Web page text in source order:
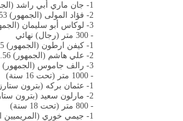
1- جان ماري أبي راشد (الجمهور) 39.13 ث
2- فؤاد المولى (الجمهور) 41.53 ث
3- لوكاس أبو سليمان (الجمهور) 43.44 ث
- 300 متر (رجال) نهائي
1- كيفن ارطون (الجمهور) 35.95 ث
2- علي هاشم (الجمهور) 36.56 ث
3- رالف جاموس (الجمهور) 37.76 ث
- 1000 متر (تحت 16 سنة)
1- عثمان بركه (بترون ستارز) 2:49.54 د
2- مارلون سعيد (بترون ستارز) 2:51.12 د
- 800 متر (تحت 18 سنة)
1- جيمي خوري (المريميين الشانفيل) 2:04.48 د